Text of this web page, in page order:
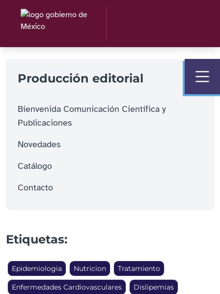
Producción editorial
Bienvenida Comunicación Científica y
Publicaciones
Novedades
Catálogo
Contacto
Etiquetas:
Epidemiologia Nutricion Tratamiento
Enfermedades Cardiovasculares Dislipemias